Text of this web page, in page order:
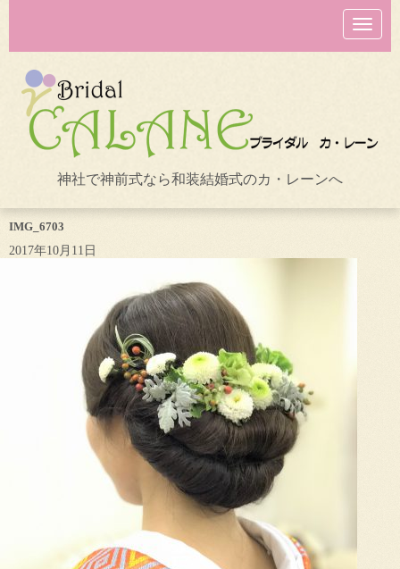
N
a
v
o
n
神社で神前式なら和装結婚式のカ・レーンへ
IMG_6703
2017年10月11日